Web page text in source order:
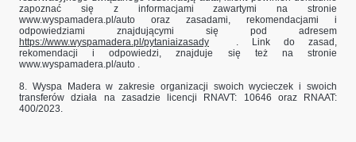
zapoznać się z informacjami zawartymi na stronie
www.wyspamadera.pl/auto oraz zasadami, rekomendacjami i
odpowiedziami znajdującymi się pod adresem
https://www.wyspamadera.pl/pytaniaizasady . Link do zasad,
rekomendacji i odpowiedzi, znajduje się też na stronie
www.wyspamadera.pl/auto .
8. Wyspa Madera w zakresie organizacji swoich wycieczek i swoich
transferów działa na zasadzie licencji RNAVT: 10646 oraz RNAAT:
400/2023.